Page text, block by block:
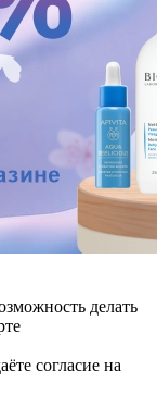
делать
согласие на